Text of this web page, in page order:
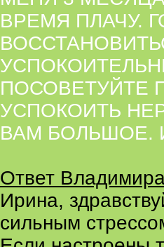
ВРЕМЯ ПЛАЧУ.
ПОСОВЕТУЙТЕ
УСПОКОИТЬ
ВАМ БОЛЬШОЕ.
Ответ
Ирина,
сильным